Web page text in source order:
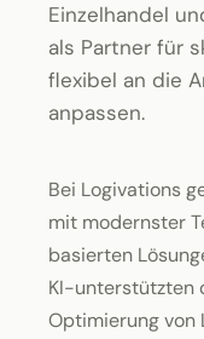
Einzelhandel
als Partner für
flexibel an die
anpassen.
Bei Logivations
mit modernster
basierten
KI-unterstützten
Optimierung von